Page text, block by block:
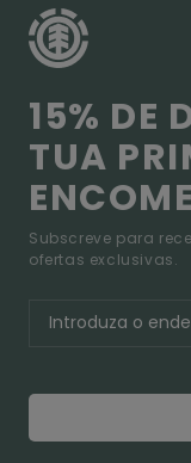
15% DE
TUA
Subscreve para
ofertas exclusivas.